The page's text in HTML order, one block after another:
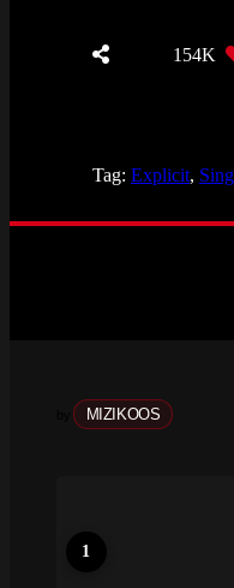
154K
Tag: Explicit,
MIZIKOOS